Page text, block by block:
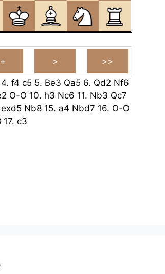
4. f4 c5 5. Be3 Qa5 6. Qd2 Nf6
O-O 10. h3 Nc6 11. Nb3 Qc7
exd5 Nb8 15. a4 Nbd7 16. O-O
17. c3